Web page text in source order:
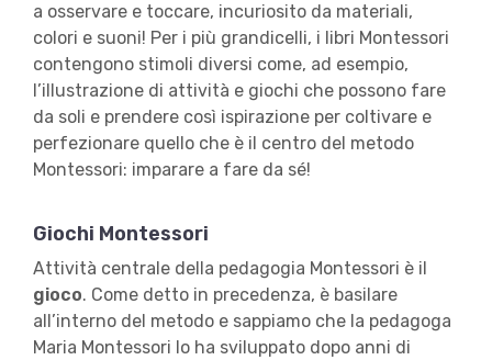
a osservare e toccare, incuriosito da materiali,
colori e suoni! Per i più grandicelli, i libri Montessori
contengono stimoli diversi come, ad esempio,
l’illustrazione di attività e giochi che possono fare
da soli e prendere così ispirazione per coltivare e
perfezionare quello che è il centro del metodo
Montessori: imparare a fare da sé!
Giochi Montessori
Attività centrale della pedagogia Montessori è il
gioco. Come detto in precedenza, è basilare
all’interno del metodo e sappiamo che la pedagoga
Maria Montessori lo ha sviluppato dopo anni di